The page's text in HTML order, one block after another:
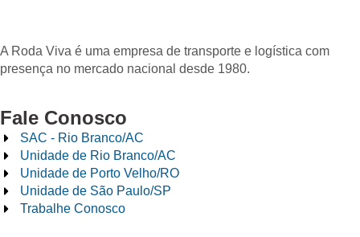
A Roda Viva é uma empresa de transporte e logística com
presença no mercado nacional desde 1980.
Fale Conosco
SAC - Rio Branco/AC
Unidade de Rio Branco/AC
Unidade de Porto Velho/RO
Unidade de São Paulo/SP
Trabalhe Conosco